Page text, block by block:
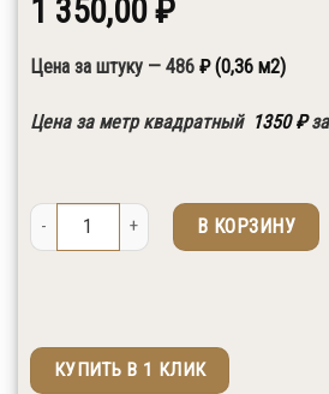
1 350,00₽
Цена за штуку — 486 ₽ (0,36 м2)
Цена за метр квадратный1350₽
Количество товара Планкен скошенный
В КОРЗИНУ
↑ Укажите количество изделий в штуках.
КУПИТЬ В 1 КЛИК